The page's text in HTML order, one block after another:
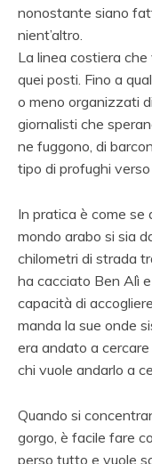
nonostante siano
nient’altro.
La linea costiera che
quei posti. Fino a
o meno organizzati
giornalisti che
ne fuggono, di
tipo di profughi verso
In pratica è come se
mondo arabo si sia
chilometri di strada
ha cacciato Ben Alì
capacità di
manda la sue onde
era andato a
chi vuole andarlo a
Quando si
gorgo, è facile fare
perso tutto e vuole